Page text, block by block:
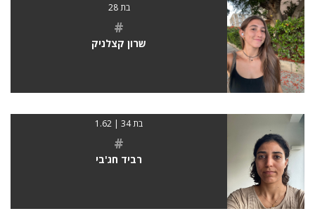
בת 28
#
שרון קצלניק
בת 34 | 1.62
#
רביד חג'בי